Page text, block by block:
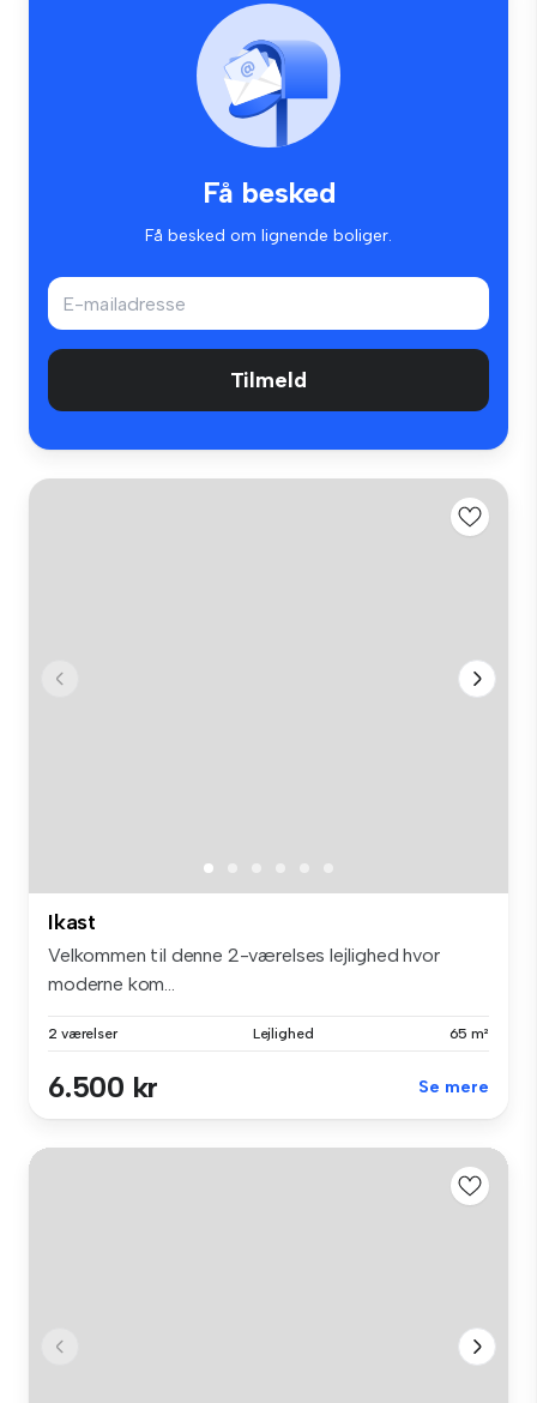
Få besked
Få besked om lignende boliger.
Tilmeld
Ikast
Velkommen til denne 2-værelses lejlighed hvor
moderne kom...
2 værelser Lejlighed 65 m²
6.500 kr Se mere